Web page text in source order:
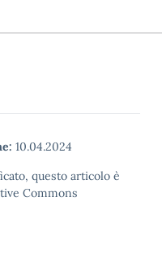
10.04.2024
questo articolo è
Commons